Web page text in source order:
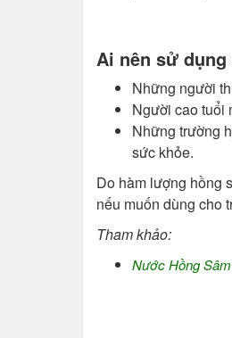
Ai nên sử dụng
Những người
Người cao tuổi
Những trường
sức khỏe.
Do hàm lượng hồng
nếu muốn dùng cho
Tham khảo:
Nước Hồng